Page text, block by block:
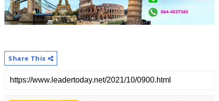
Share This